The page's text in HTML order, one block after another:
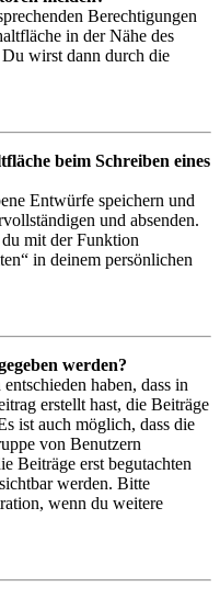
Berechtigungen
in der Nähe des
wirst dann durch die
beim Schreiben eines
Entwürfe speichern und
und absenden.
mit der Funktion
in deinem persönlichen
werden?
haben, dass in
erstellt hast, die Beiträge
ist auch möglich, dass die
von Benutzern
Beiträge erst begutachten
werden. Bitte
wenn du weitere